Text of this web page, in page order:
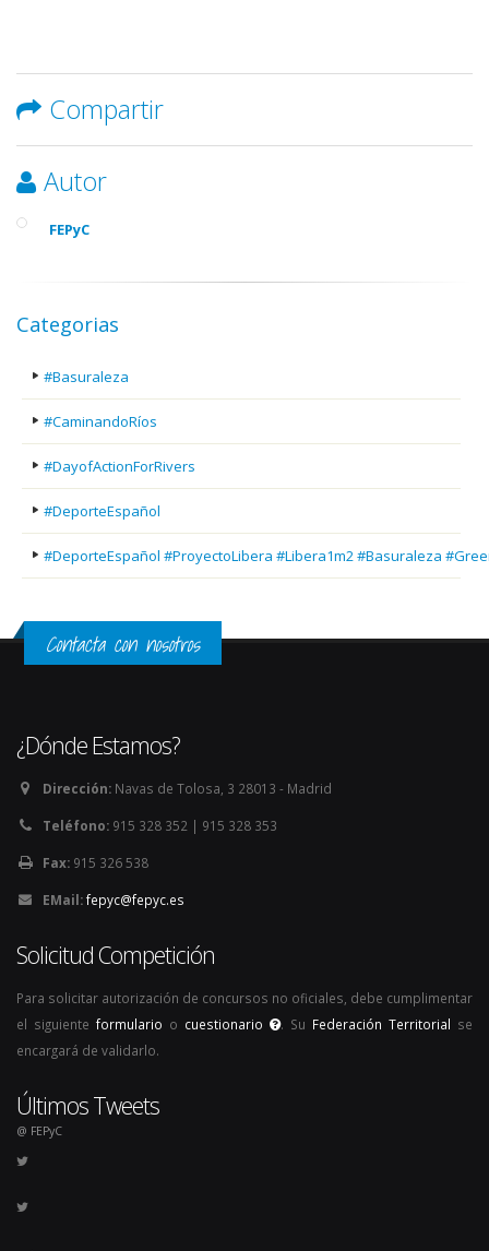
Compartir
Autor
FEPyC
Categorias
#Basuraleza
#CaminandoRíos
#DayofActionForRivers
#DeporteEspañol
#DeporteEspañol #ProyectoLibera #Libera1m2 #Basuraleza
Contacta con nosotros
¿Dónde Estamos?
Dirección: Navas de Tolosa, 3 28013 - Madrid
Teléfono: 915 328 352 | 915 328 353
Fax: 915 326 538
EMail:fepyc@fepyc.es
Solicitud Competición
Para solicitar autorización de concursos no oficiales, debe cumplimentar
el siguiente formulario o cuestionario . Su Federación Territorial se
encargará de validarlo.
Últimos Tweets
@ FEPyC